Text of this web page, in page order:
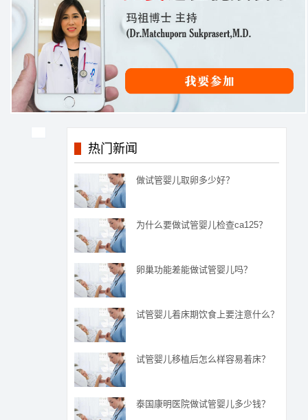
热门新闻
做试管婴儿取卵多少好？
为什么要做试管婴儿检查ca125？
卵巢功能差能做试管婴儿吗？
试管婴儿着床期饮食上要注意什么？
试管婴儿移植后怎么样容易着床？
泰国康明医院做试管婴儿多少钱？